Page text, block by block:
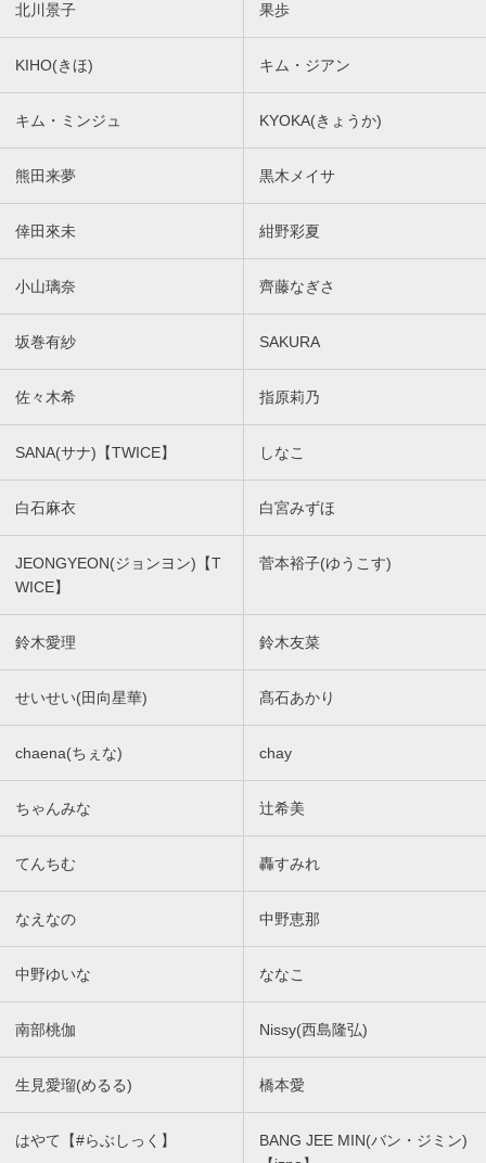
北川景子 果歩
KIHO(きほ) キム・ジアン
キム・ミンジュ KYOKA(きょうか)
熊田来夢 黒木メイサ
倖田來未 紺野彩夏
小山璃奈 齊藤なぎさ
坂巻有紗 SAKURA
佐々木希 指原莉乃
SANA(サナ)【TWICE】 しなこ
白石麻衣 白宮みずほ
JEONGYEON(ジョンヨン)【T
WICE】
菅本裕子(ゆうこす)
鈴木愛理 鈴木友菜
せいせい(田向星華) 髙石あかり
chaena(ちぇな) chay
ちゃんみな 辻希美
てんちむ 轟すみれ
なえなの 中野恵那
中野ゆいな ななこ
南部桃伽 Nissy(西島隆弘)
生見愛瑠(めるる) 橋本愛
はやて【#らぶしっく】
BANG JEE MIN(バン・ジミン)